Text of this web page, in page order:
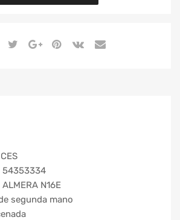
54353334
ALMERA N16E
segunda mano